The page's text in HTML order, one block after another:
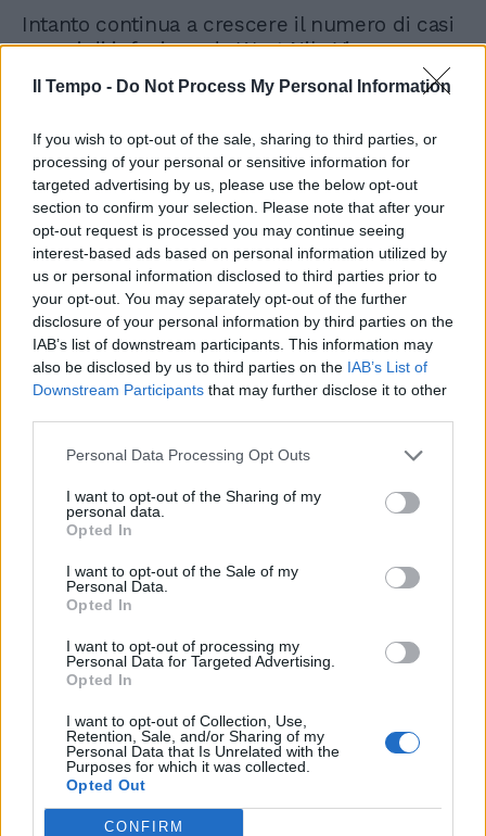
Il Tempo - Do Not Process My Personal Information
If you wish to opt-out of the sale, sharing to third parties, or
processing of your personal or sensitive information for
targeted advertising by us, please use the below opt-out
section to confirm your selection. Please note that after your
opt-out request is processed you may continue seeing
interest-based ads based on personal information utilized by
us or personal information disclosed to third parties prior to
your opt-out. You may separately opt-out of the further
disclosure of your personal information by third parties on the
IAB’s list of downstream participants. This information may
also be disclosed by us to third parties on the IAB’s List of
Downstream Participants that may further disclose it to other
Personal Data Processing Opt Outs
I want to opt-out of the Sharing of my
personal data.
Opted In
I want to opt-out of the Sale of my
Personal Data.
Opted In
I want to opt-out of processing my
Personal Data for Targeted Advertising.
Opted In
I want to opt-out of Collection, Use,
Retention, Sale, and/or Sharing of my
Personal Data that Is Unrelated with the
Purposes for which it was collected.
Opted Out
CONFIRM
Intanto continua a crescere il numero di casi
umani di infezione da West Nile Virus
nell’ultima settimana di sorveglianza.
Dall’inizio di giugno 2022 sono stati segnalati
nell’uomo (94 nell’ultimo bollettino); di questi
87 si sono manifestati nella forma neuro-
invasiva (22 EmiliaRomagna, 50 Veneto, 8
Piemonte, 5 Lombardia, 2 Friuli-Venezia
Giulia), 23 casi identificati in donatori di
sangue (3 Lombardia, 11 Veneto, 6 Emilia-
Romagna, 3 Piemonte), 33 casi di febbre (1
Piemonte, 3 Lombardia, 27 Veneto, 2
EmiliaRomagna) e 1 caso sintomatico (1
Veneto).